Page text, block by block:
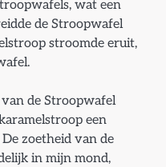
wat een
de Stroopwafel
stroomde eruit,
de Stroopwafel
een
zoetheid van de
in mijn mond,